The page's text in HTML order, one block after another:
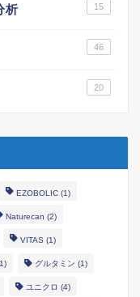
析 15
46
20
EZOBOLIC (1)
Naturecan (2)
VITAS (1)
グルタミン (1)
ユニクロ (4)